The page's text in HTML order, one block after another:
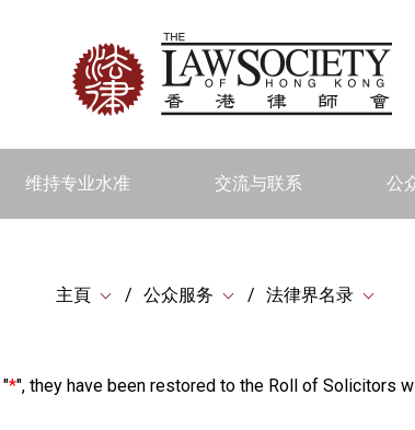
维持专业水准 交流与联系 公
主頁 公众服务 法律界名录
*", they have been restored to the Roll of Solicitors